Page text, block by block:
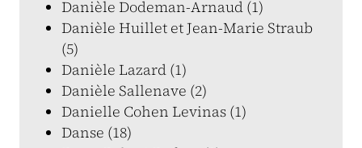
Danièle Dodeman-Arnaud (1)
Danièle Huillet et Jean-Marie Straub
(5)
Danièle Lazard (1)
Danièle Sallenave (2)
Danielle Cohen Levinas (1)
Danse (18)